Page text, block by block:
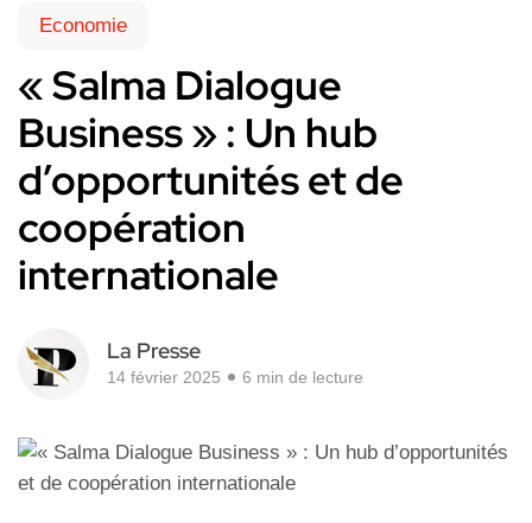
Economie
« Salma Dialogue
Business » : Un hub
d’opportunités et de
coopération
internationale
La Presse
14 février 2025 6 min de lecture